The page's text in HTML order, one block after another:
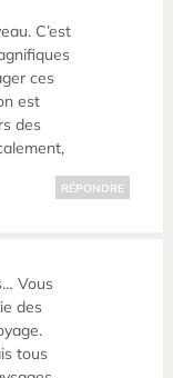
C’est
ces
est
des
RÉPONDRE
Vous
des
tous